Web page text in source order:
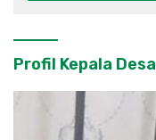
Profil Kepala Desa